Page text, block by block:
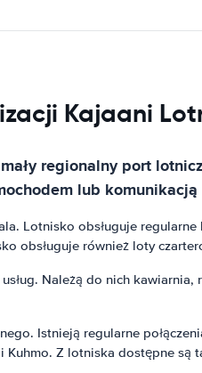
Kajaani
regionalny port
lub
Lotnisko obsługuje
obsługuje również loty
Należą do nich
Istnieją regularne
Z lotniska dostępne są